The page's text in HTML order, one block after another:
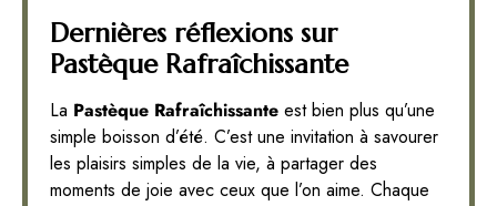
Dernières réflexions sur
Pastèque Rafraîchissante
La Pastèque Rafraîchissante est bien plus qu’une
simple boisson d’été. C’est une invitation à savourer
les plaisirs simples de la vie, à partager des
moments de joie avec ceux que l’on aime. Chaque